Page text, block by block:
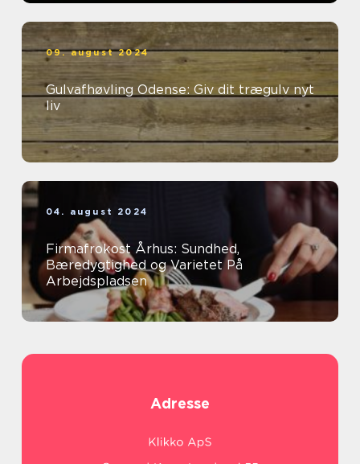
09. august 2024
Gulvafhøvling Odense: Giv dit trægulv nyt
liv
04. august 2024
Firmafrokost Århus: Sundhed,
Bæredygtighed og Varietet På
Arbejdspladsen
Adresse